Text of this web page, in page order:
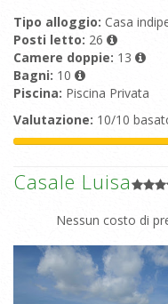
Tipo alloggio: Casa
Posti letto: 26
Camere doppie: 13
Bagni: 10
Piscina: Piscina Privata
Valutazione: 10/10
Casale Luisa
Nessun costo di